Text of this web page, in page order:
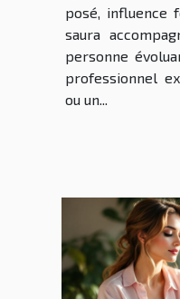
posé, influence
saura
personne
professionnel
ou un...